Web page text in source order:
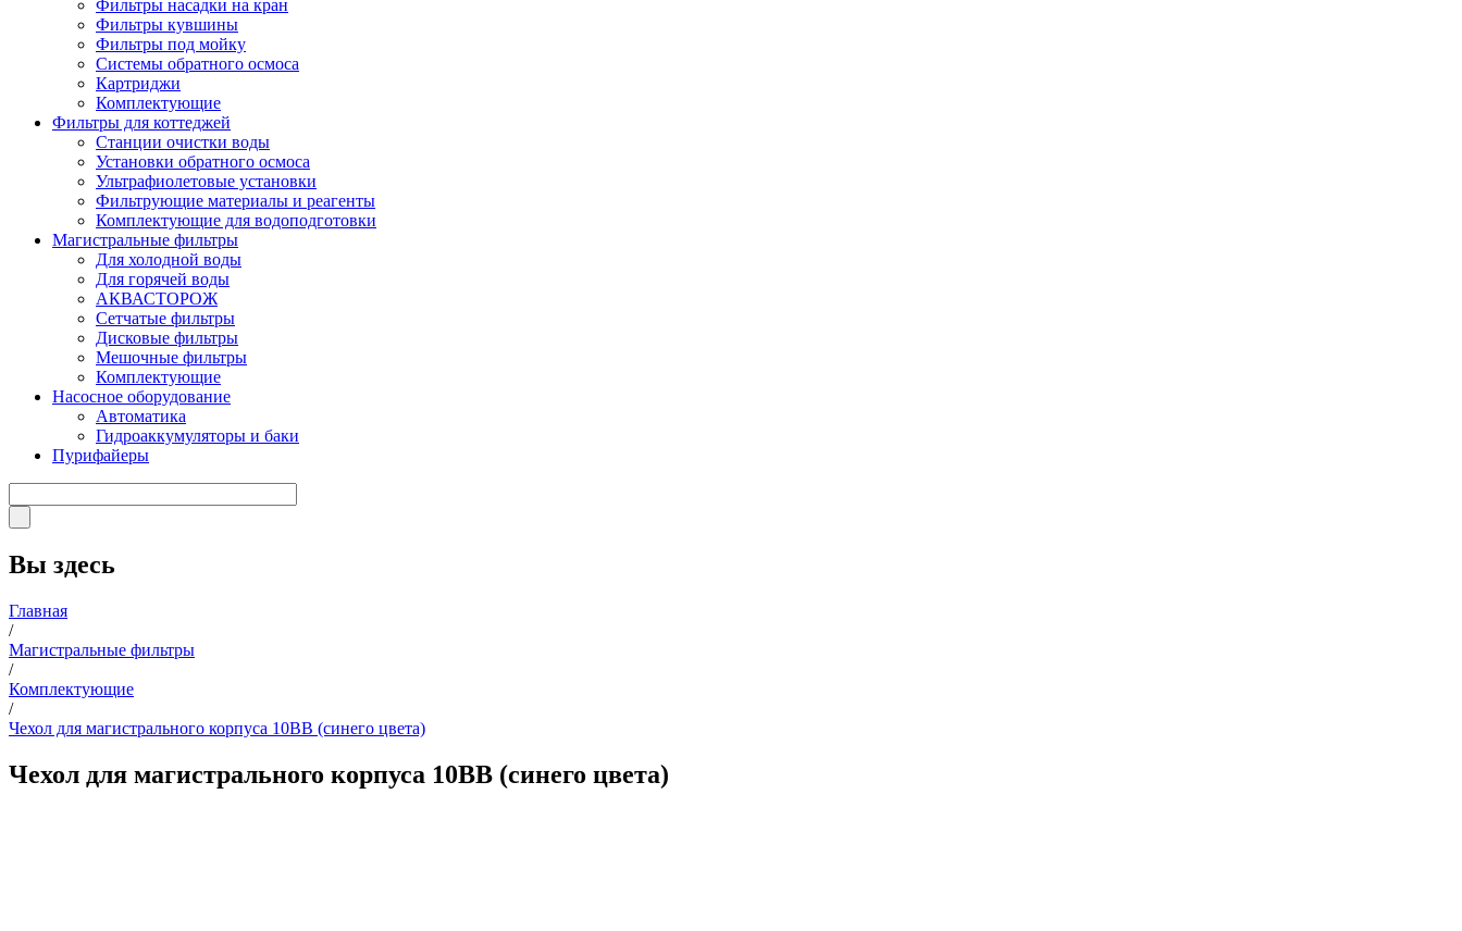
Фильтры насадки на кран
Фильтры кувшины
Фильтры под мойку
Системы обратного осмоса
Картриджи
Комплектующие
Фильтры для коттеджей
Станции очистки воды
Установки обратного осмоса
Ультрафиолетовые установки
Фильтрующие материалы и реагенты
Комплектующие для водоподготовки
Магистральные фильтры
Для холодной воды
Для горячей воды
АКВАСТОРОЖ
Сетчатые фильтры
Дисковые фильтры
Мешочные фильтры
Комплектующие
Насосное оборудование
Автоматика
Гидроаккумуляторы и баки
Пурифайеры
Вы здесь
Главная
/
Магистральные фильтры
/
Комплектующие
/
Чехол для магистрального корпуса 10ВВ (синего цвета)
Чехол для магистрального корпуса 10ВВ (синего цвета)